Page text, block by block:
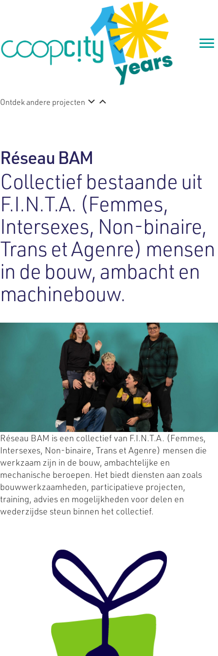
Ontdek andere projecten
Réseau BAM
Collectief bestaande uit
F.I.N.T.A. (Femmes,
Intersexes, Non-binaire,
Trans et Agenre) mensen
in de bouw, ambacht en
machinebouw.
Réseau BAM is een collectief van F.I.N.T.A. (Femmes,
Intersexes, Non-binaire, Trans et Agenre) mensen die
werkzaam zijn in de bouw, ambachtelijke en
mechanische beroepen. Het biedt diensten aan zoals
bouwwerkzaamheden, participatieve projecten,
training, advies en mogelijkheden voor delen en
wederzijdse steun binnen het collectief.